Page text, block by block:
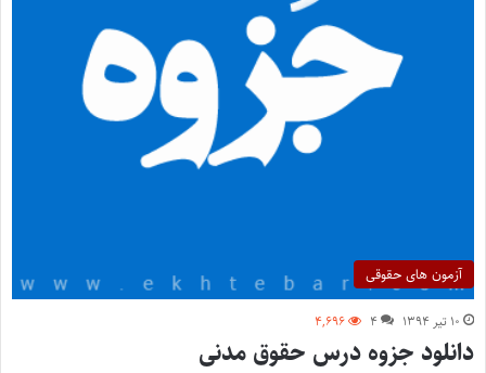
آزمون های حقوقی
۱۰ تیر ۱۳۹۴ ۴ ۴,۶۹۶
دانلود جزوه درس حقوق مدنی